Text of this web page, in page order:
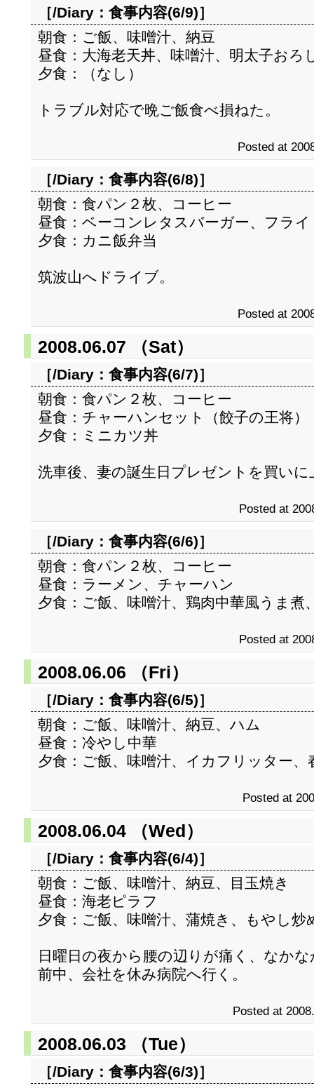
［/Diary： 食事内容(6/9)］
朝食：ご飯、味噌汁、納豆
昼食：大海老天丼、味噌汁、明太子おろ
夕食：（なし）
トラブル対応で晩ご飯食べ損ねた。
Posted at
［/Diary： 食事内容(6/8)］
朝食：食パン２枚、コーヒー
昼食：ベーコンレタスバーガー、フラ
夕食：カニ飯弁当
筑波山へドライブ。
Posted at
2008.06.07 （Sat）
［/Diary： 食事内容(6/7)］
朝食：食パン２枚、コーヒー
昼食：チャーハンセット（餃子の王将）
夕食：ミニカツ丼
洗車後、妻の誕生日プレゼントを買いに
Posted at
［/Diary： 食事内容(6/6)］
朝食：食パン２枚、コーヒー
昼食：ラーメン、チャーハン
夕食：ご飯、味噌汁、鶏肉中華風うま煮
Posted at
2008.06.06 （Fri）
［/Diary： 食事内容(6/5)］
朝食：ご飯、味噌汁、納豆、ハム
昼食：冷やし中華
夕食：ご飯、味噌汁、イカフリッター、
Posted at
2008.06.04 （Wed）
［/Diary： 食事内容(6/4)］
朝食：ご飯、味噌汁、納豆、目玉焼き
昼食：海老ピラフ
夕食：ご飯、味噌汁、蒲焼き、もやし炒
日曜日の夜から腰の辺りが痛く、なか
前中、会社を休み病院へ行く。
Posted at
2008.06.03 （Tue）
［/Diary： 食事内容(6/3)］